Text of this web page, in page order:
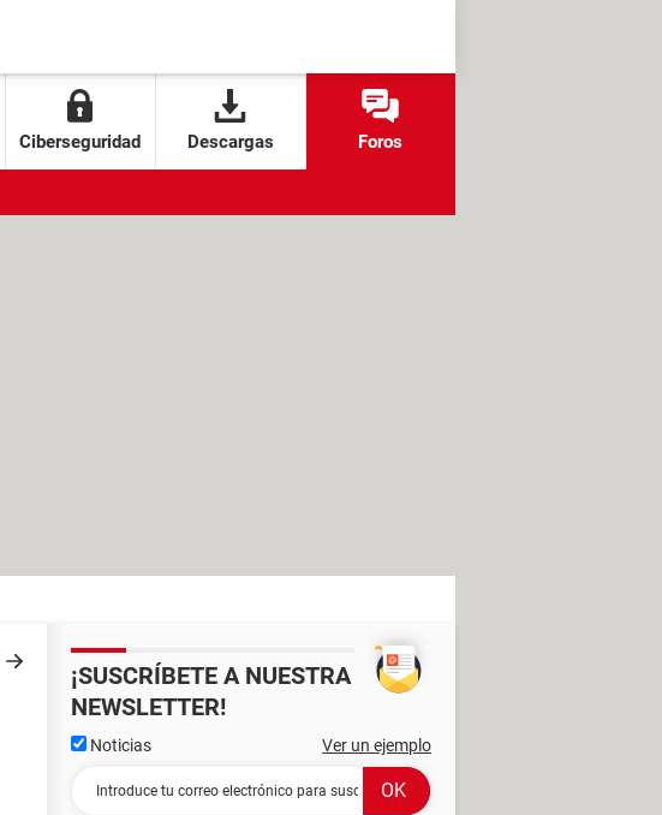
Ciberseguridad Descargas Foros
¡SUSCRÍBETE A NUESTRA
NEWSLETTER!
Noticias Ver un ejemplo